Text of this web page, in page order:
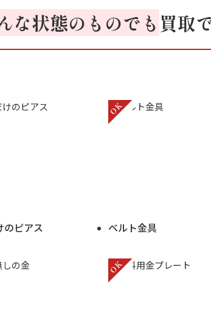
な状態のものでも 買取
のピアス ベルト金具